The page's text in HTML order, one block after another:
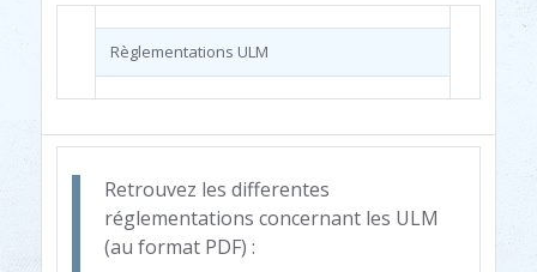
Règlementations ULM
Retrouvez les differentes
réglementations concernant les ULM
(au format PDF) :